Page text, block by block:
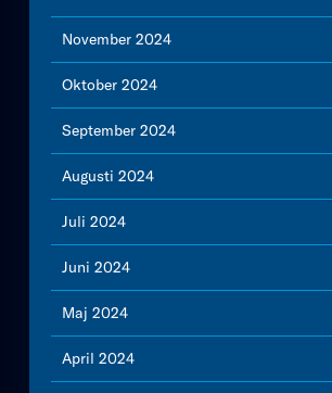
November 2024
Oktober 2024
September 2024
Augusti 2024
Juli 2024
Juni 2024
Maj 2024
April 2024